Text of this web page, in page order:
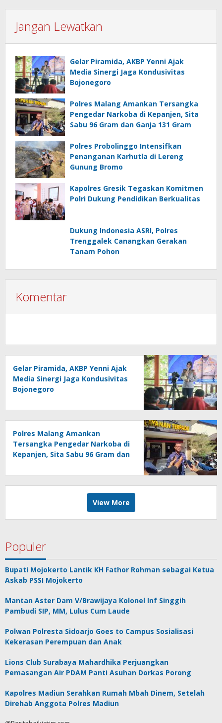
Jangan Lewatkan
Gelar Piramida, AKBP Yenni Ajak
Media Sinergi Jaga Kondusivitas
Bojonegoro
Polres Malang Amankan Tersangka
Pengedar Narkoba di Kepanjen, Sita
Sabu 96 Gram dan Ganja 131 Gram
Polres Probolinggo Intensifkan
Penanganan Karhutla di Lereng
Gunung Bromo
Kapolres Gresik Tegaskan Komitmen
Polri Dukung Pendidikan Berkualitas
Dukung Indonesia ASRI, Polres
Trenggalek Canangkan Gerakan
Tanam Pohon
Komentar
Gelar Piramida, AKBP Yenni Ajak
Media Sinergi Jaga Kondusivitas
Bojonegoro
Polres Malang Amankan
Tersangka Pengedar Narkoba di
Kepanjen, Sita Sabu 96 Gram dan
View More
Populer
Bupati Mojokerto Lantik KH Fathor Rohman sebagai Ketua
Askab PSSI Mojokerto
Mantan Aster Dam V/Brawijaya Kolonel Inf Singgih
Pambudi SIP, MM, Lulus Cum Laude
Polwan Polresta Sidoarjo Goes to Campus Sosialisasi
Kekerasan Perempuan dan Anak
Lions Club Surabaya Mahardhika Perjuangkan
Pemasangan Air PDAM Panti Asuhan Dorkas Porong
Kapolres Madiun Serahkan Rumah Mbah Dinem, Setelah
Direhab Anggota Polres Madiun